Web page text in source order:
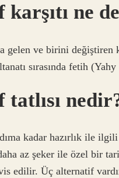
karşıtı ne
gelen ve birini değiştiren
sırasında fetih
tatlısı
kadar hazırlık ile
az şeker ile özel bir
edilir. Üç alternatif